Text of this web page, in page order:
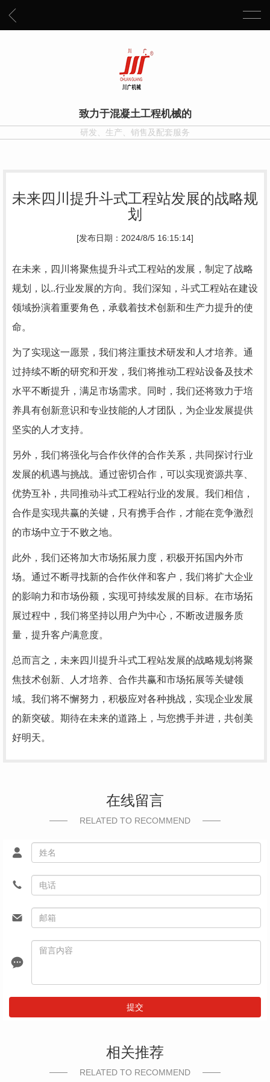
致力于混凝土工程机械的
研发、生产、销售及配套服务
未来四川提升斗式工程站发展的战略规
划
[发布日期：2024/8/5 16:15:14]
在未来，四川将聚焦提升斗式工程站的发展，制定了战略
规划，以..行业发展的方向。我们深知，斗式工程站在建设
领域扮演着重要角色，承载着技术创新和生产力提升的使
命。
为了实现这一愿景，我们将注重技术研发和人才培养。通
过持续不断的研究和开发，我们将推动工程站设备及技术
水平不断提升，满足市场需求。同时，我们还将致力于培
养具有创新意识和专业技能的人才团队，为企业发展提供
坚实的人才支持。
另外，我们将强化与合作伙伴的合作关系，共同探讨行业
发展的机遇与挑战。通过密切合作，可以实现资源共享、
优势互补，共同推动斗式工程站行业的发展。我们相信，
合作是实现共赢的关键，只有携手合作，才能在竞争激烈
的市场中立于不败之地。
此外，我们还将加大市场拓展力度，积极开拓国内外市
场。通过不断寻找新的合作伙伴和客户，我们将扩大企业
的影响力和市场份额，实现可持续发展的目标。在市场拓
展过程中，我们将坚持以用户为中心，不断改进服务质
量，提升客户满意度。
总而言之，未来四川提升斗式工程站发展的战略规划将聚
焦技术创新、人才培养、合作共赢和市场拓展等关键领
域。我们将不懈努力，积极应对各种挑战，实现企业发展
的新突破。期待在未来的道路上，与您携手并进，共创美
好明天。
在线留言
RELATED TO RECOMMEND
提交
相关推荐
RELATED TO RECOMMEND